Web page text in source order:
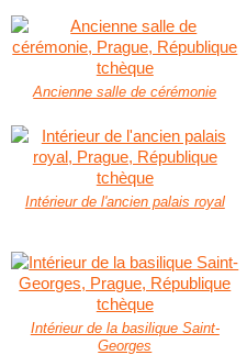
Ancienne salle de cérémonie
Intérieur de l'ancien palais royal
Intérieur de la basilique Saint-
Georges